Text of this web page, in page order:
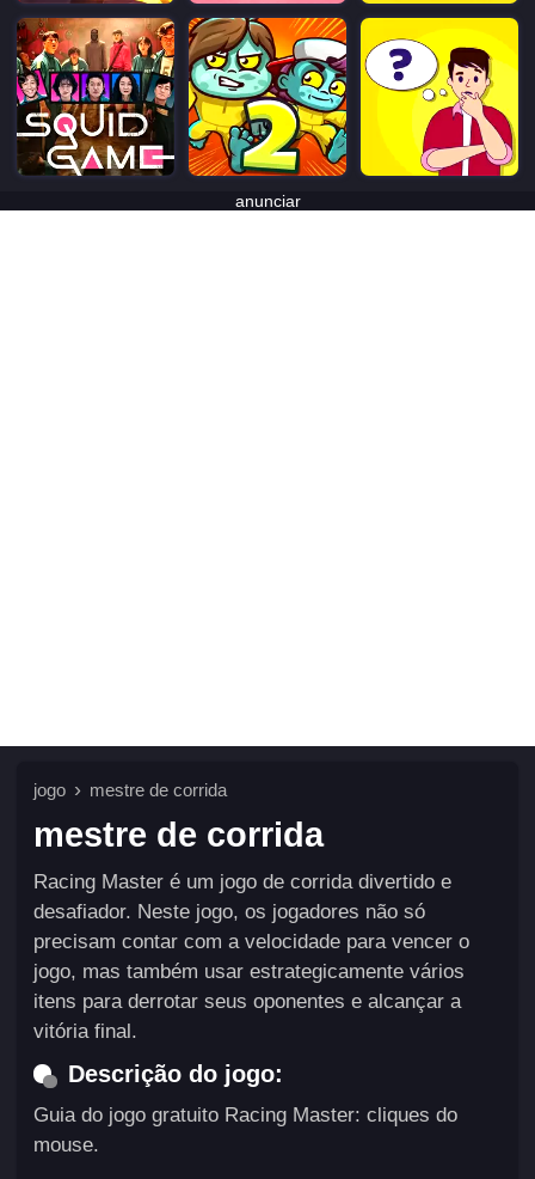
anunciar
jogo mestre de corrida
mestre de corrida
Racing Master é um jogo de corrida divertido e
desafiador. Neste jogo, os jogadores não só
precisam contar com a velocidade para vencer o
jogo, mas também usar estrategicamente vários
itens para derrotar seus oponentes e alcançar a
vitória final.
Descrição do jogo:
Guia do jogo gratuito Racing Master: cliques do
mouse.